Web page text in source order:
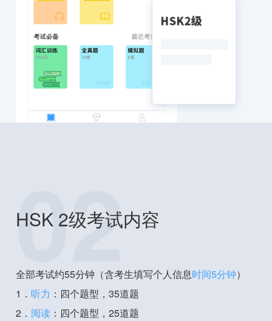
02
HSK 2级考试内容
全部考试约55分钟（含考生填写个人信息时间5分钟）
1． 听力 ：四个题型，35道题
2． 阅读 ：四个题型，25道题